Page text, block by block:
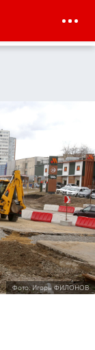
Фото: Игорь ФИЛОНОВ